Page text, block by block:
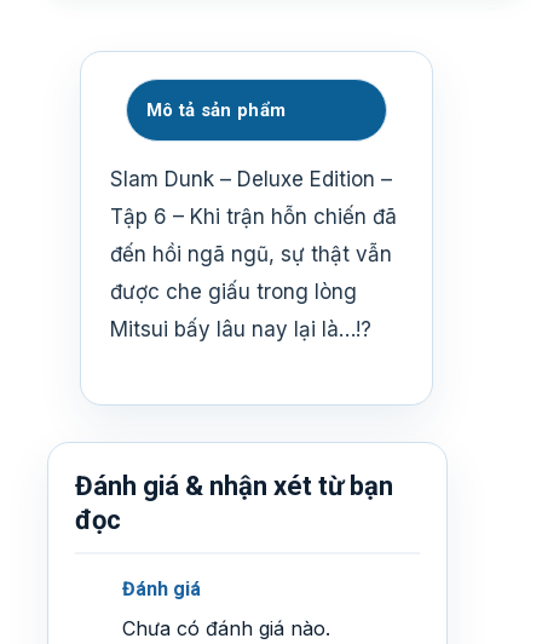
Mô tả sản phẩm
Slam Dunk – Deluxe Edition –
Tập 6 – Khi trận hỗn chiến đã
đến hồi ngã ngũ, sự thật vẫn
được che giấu trong lòng
Mitsui bấy lâu nay lại là…!?
Đánh giá & nhận xét từ bạn
đọc
Đánh giá
Chưa có đánh giá nào.